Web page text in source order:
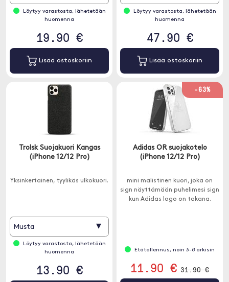
Löytyy varastosta, lähetetään
huomenna
19.90 €
Lisää ostoskoriin
Löytyy varastosta, lähetetään
huomenna
47.90 €
Lisää ostoskoriin
Trolsk Suojakuori Kangas
(iPhone 12/12 Pro)
Yksinkertainen, tyylikäs ulkokuori.
Musta ▾
Löytyy varastosta, lähetetään
huomenna
13.90 €
-63%
Adidas OR suojakotelo
(iPhone 12/12 Pro)
mini malistinen kuori, joka on
sign näyttämään puhelimesi sign
kun Adidas logo on takana.
Etätallennus, noin 3-8 arkisin
11.90 € 31.90 €